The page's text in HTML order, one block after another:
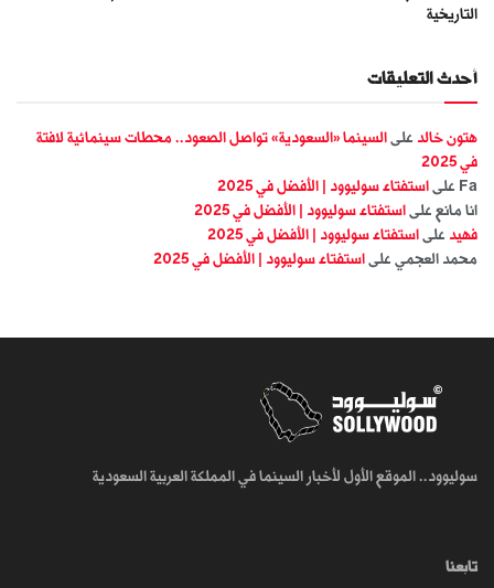
التاريخية
أحدث التعليقات
هتون خالد على السينما «السعودية» تواصل الصعود.. محطات سينمائية لافتة
في 2025
Fa على استفتاء سوليوود | الأفضل في 2025
انا مانع على استفتاء سوليوود | الأفضل في 2025
فهيد على استفتاء سوليوود | الأفضل في 2025
محمد العجمي على استفتاء سوليوود | الأفضل في 2025
سوليوود.. الموقع الأول لأخبار السينما في المملكة العربية السعودية
تابعنا